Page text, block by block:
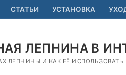
СТАТЬИ УСТАНОВКА
ЛЕПНИНА В
ЛЕПНИНЫ И КАК ЕЁ ИСПОЛЬЗОВАТЬ